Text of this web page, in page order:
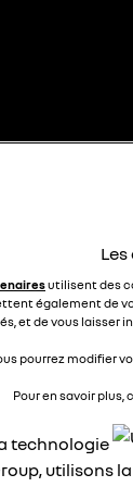
boîte
21B
et
utilisent des
également de
et de vous laisser
pourrez modifier
Pour en savoir
technologie
utilisons